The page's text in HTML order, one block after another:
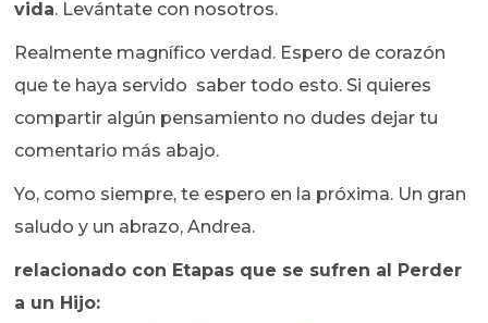
vida. Levántate con nosotros.
Realmente magnífico verdad. Espero de corazón
que te haya servido saber todo esto. Si quieres
compartir algún pensamiento no dudes dejar tu
comentario más abajo.
Yo, como siempre, te espero en la próxima. Un gran
saludo y un abrazo, Andrea.
relacionado con Etapas que se sufren al Perder
a un Hijo: